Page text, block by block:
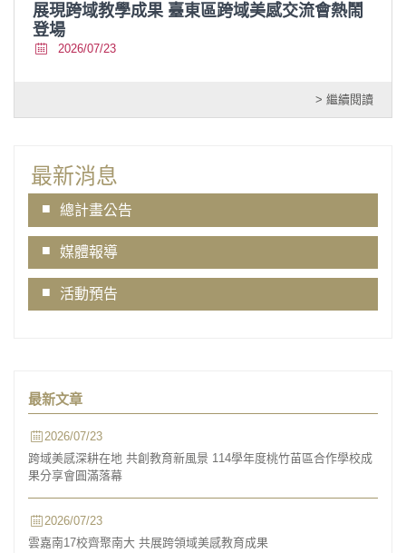
展現跨域教學成果 臺東區跨域美感交流會熱鬧
登場
2026/07/23
> 繼續閱讀
最新消息
總計畫公告
媒體報導
活動預告
最新文章
2026/07/23
跨域美感深耕在地 共創教育新風景 114學年度桃竹苗區合作學校成
果分享會圓滿落幕
2026/07/23
雲嘉南17校齊聚南大 共展跨領域美感教育成果